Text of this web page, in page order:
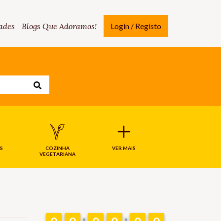
Blogs Que Adoramos! Login / Registo
COZINHA
VEGETARIANA
VER MAIS